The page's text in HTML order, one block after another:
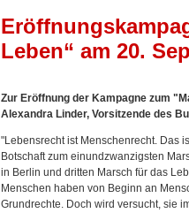
Leben“ am 20.
Zur Eröffnung der Kampagne zum
Alexandra Linder, Vorsitzende des
"Lebensrecht ist Menschenrecht. Das
Botschaft zum einundzwanzigsten
in Berlin und dritten Marsch für das
Menschen haben von Beginn an
Grundrechte. Doch wird versucht, sie